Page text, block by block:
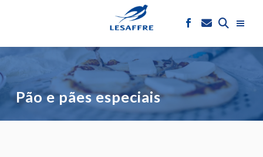
Pão e pães especiais